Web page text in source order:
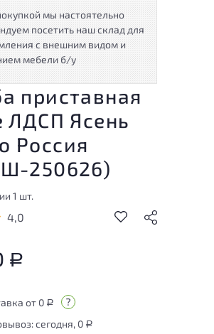
мы настоятельно
посетить наш склад для
с внешним видом и
мебели б/у
приставная
ЛДСП Ясень
Россия
250626)
1 шт.
4,0
Р
от 0 Р
сегодня, 0 Р